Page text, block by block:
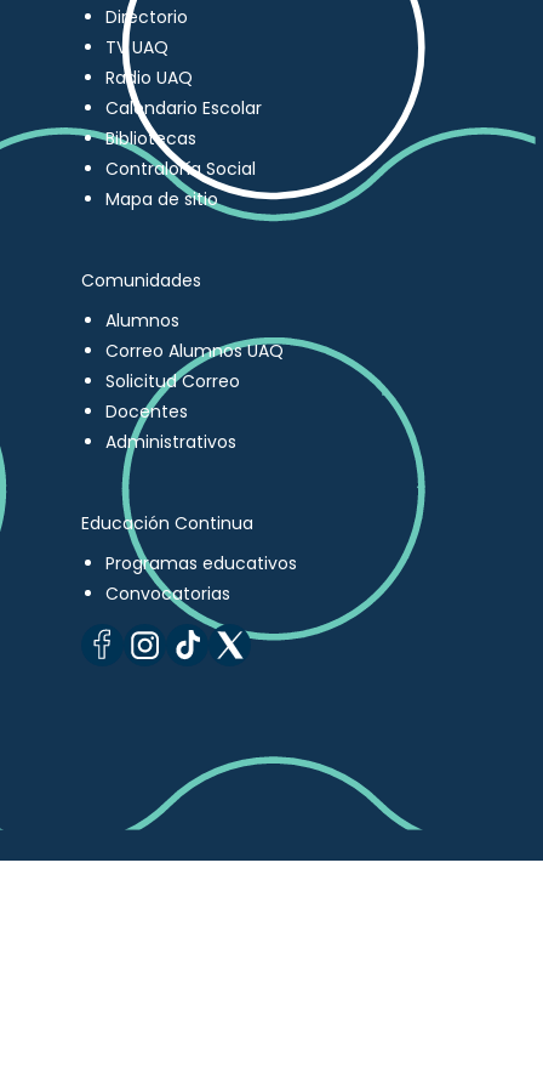
Directorio
TV UAQ
Radio UAQ
Calendario Escolar
Bibliotecas
Contraloría Social
Mapa de sitio
Comunidades
Alumnos
Correo Alumnos UAQ
Solicitud Correo
Docentes
Administrativos
Educación Continua
Programas educativos
Convocatorias